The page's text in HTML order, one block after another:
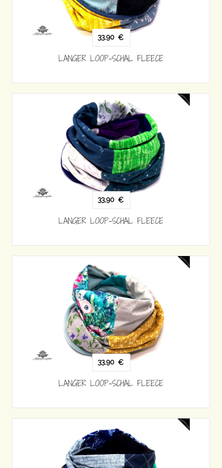
33,90 €
LANGER LOOP-SCHAL FLEECE
33,90 €
LANGER LOOP-SCHAL FLEECE
33,90 €
LANGER LOOP-SCHAL FLEECE